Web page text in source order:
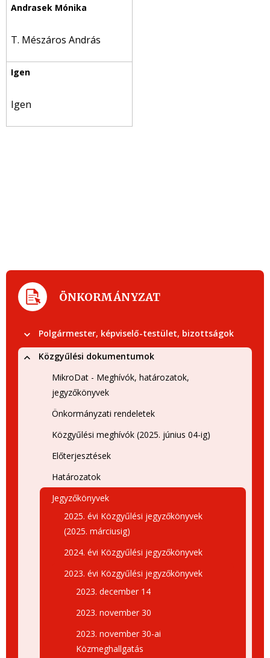
T. Mészáros András
Igen
ÖNKORMÁNYZAT
Polgármester, képviselő-testület, bizottságok
Közgyűlési dokumentumok
MikroDat - Meghívók, határozatok,
jegyzőkönyvek
Önkormányzati rendeletek
Közgyűlési meghívók (2025. június 04-ig)
Előterjesztések
Határozatok
Jegyzőkönyvek
2025. évi Közgyűlési jegyzőkönyvek
(2025. márciusig)
2024. évi Közgyűlési jegyzőkönyvek
2023. évi Közgyűlési jegyzőkönyvek
2023. december 14
2023. november 30
2023. november 30-ai
Közmeghallgatás